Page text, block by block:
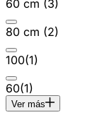
60 cm (3)
80 cm (2)
100(1)
60(1)
Ver más